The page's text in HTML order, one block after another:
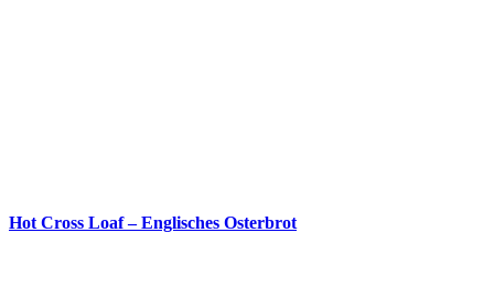
Hot Cross Loaf – Englisches Osterbrot